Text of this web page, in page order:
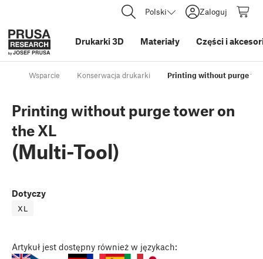
Polski Zaloguj
Drukarki 3D Materiały Części i
Wsparcie Konserwacja drukarki Printing without purge
Printing without purge tower on
the XL
(Multi-Tool)
Dotyczy
XL
Artykuł jest dostępny również w językach: